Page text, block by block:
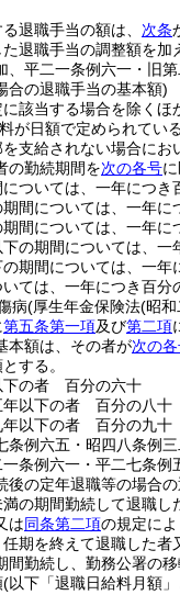
退職手当の額は、 次条
退職手当の調整額を加
、平二一条例六一・旧
合の退職手当の基本額)
該当する場合を除く
が日額で定められてい
支給されない場合に
の勤続期間を次の各号
ついては、一年につき
間については、一年に
間については、一年に
の期間については、一
期間については、一年
ては、一年につき百分
病(厚生年金保険法(昭和
第五条第一項及び第二項
本額は、その者が次の
する。
下の者 百分の六十
年以下の者 百分の八十
年以下の者 百分の九十
条例六五・昭四八条例
条例六一・平二七条例
後の定年退職等の場合
の期間勤続して退職し
は同条第二項の規定に
期を終えて退職した
間勤続し、勤務公署の
(以下「退職日給料月額